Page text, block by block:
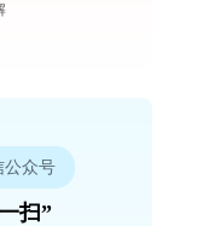
公众号
扫”